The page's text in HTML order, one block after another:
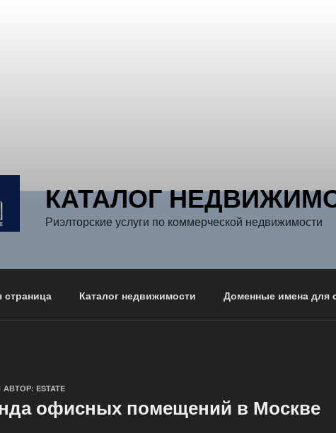
КАТАЛОГ
Риэлторские услуги по коммерческой недвижимости
страница Каталог недвижимости Доменные имена для
АВТОР: ESTATE
офисных помещений в Москве